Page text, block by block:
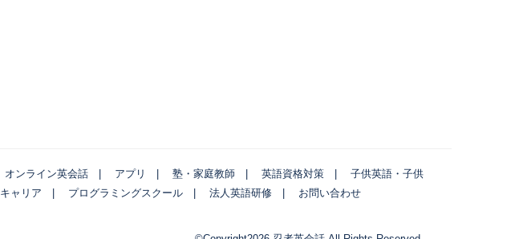
オンライン英会話 アプリ 塾・家庭教師 英語資格対策
子供英語・子供
キャリア プログラミングスクール 法人英語研修 お問い合わせ